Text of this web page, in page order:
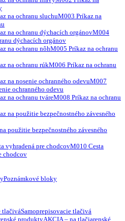
M003 Príkaz na
M004
dýchacích orgánov
M005 Príkaz na ochranu
M006 Príkaz na ochranu
M007
ochranného odevu
M008 Príkaz na ochranu
použitie bezpečnostného závesného
M010 Cesta
chodcov
Poznámkové bloky
Samoprepisovacie tlačivá
AKCIA – na tlačiarenské